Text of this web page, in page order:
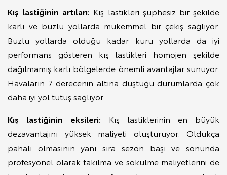
Kış lastiğinin artıları: Kış lastikleri şüphesiz bir şekilde
karlı ve buzlu yollarda mükemmel bir çekiş sağlıyor.
Buzlu yollarda olduğu kadar kuru yollarda da iyi
performans gösteren kış lastikleri homojen şekilde
dağılmamış karlı bölgelerde önemli avantajlar sunuyor.
Havaların 7 derecenin altına düştüğü durumlarda çok
daha iyi yol tutuş sağlıyor.
Kış lastiğinin eksileri: Kış lastiklerinin en büyük
dezavantajını yüksek maliyeti oluşturuyor. Oldukça
pahalı olmasının yanı sıra sezon başı ve sonunda
profesyonel olarak takılma ve sökülme maliyetlerini de